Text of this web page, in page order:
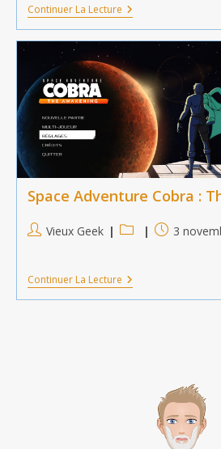
publication :
Continuer La LectureAstérix
Et
Obélix
Mission
Babylone
Space Adventure Cobra :
Auteur/autrice
publication :
Vieux Geek
Post
Publication
3
Continuer La LectureSpace
Adventure
Cobra